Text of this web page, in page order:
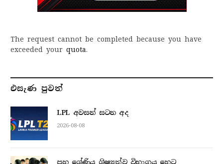
The request cannot be completed because you have
exceeded your quota.
එසැණ පුව​ත්
LPL අවසන් සටන අද
2026-08-08
පහ ශ්‍රේණිය ශිෂ්‍යත්ව විභාගය හෙට